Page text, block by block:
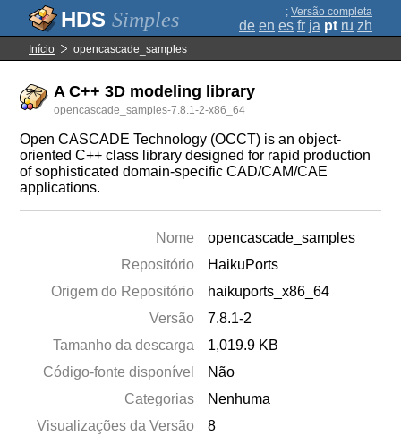
Simples ; Versão completa
de en es fr ja pt ru zh
Início opencascade_samples
A C++ 3D modeling library
opencascade_samples-7.8.1-2-x86_64
Open CASCADE Technology (OCCT) is an object-
oriented C++ class library designed for rapid production
of sophisticated domain-specific CAD/CAM/CAE
applications.
Nome
opencascade_samples
Repositório
HaikuPorts
Origem do Repositório
haikuports_x86_64
Versão
7.8.1-2
Tamanho da descarga
1,019.9 KB
Código-fonte disponível
Não
Categorias
Nenhuma
Visualizações da Versão
8